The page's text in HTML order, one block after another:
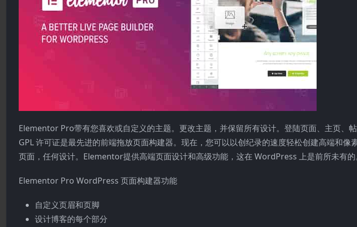
Elementor Pro带有您喜欢或自定义的主题。更改主题，并保留所有设计。登陆页面、主页、
GPL 许可证是最先进的前端拖放页面构建器。现在，您可以以创纪录的速度轻松创建高端和像
页面，任何设计。Elementor提供高端页面设计和高级功能，这在 WordPress 上是前所未有的
Elementor Pro WordPress 页面构建器功能
自定义页眉和页脚
设计博客的每个部分